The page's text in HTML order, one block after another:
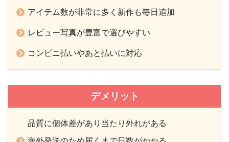
アイテム数が非常に多く新作も毎日追加
レビュー写真が豊富で選びやすい
コンビニ払いやあと払いに対応
デメリット
品質に個体差があり当たり外れがある